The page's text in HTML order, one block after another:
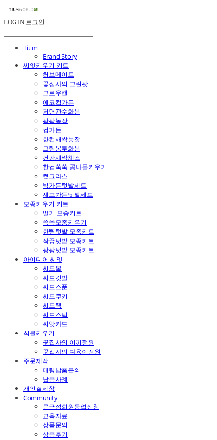
LOG IN 로그인
Tium
Brand Story
씨앗키우기 키트
허브메이트
꽃집사의 그린팟
그로우캔
에코컵가든
저면관수화분
팜팜농장
컵가든
한컵새싹농장
그림봉투화분
건강새싹채소
한컵쑥쑥 콩나물키우기
캣그라스
빅가든텃밭세트
셰프가든텃밭세트
모종키우기 키트
딸기 모종키트
쑥쑥모종키우기
한뼘텃밭 모종키트
짝꿍텃밭 모종키트
팡팡텃밭 모종키트
아이디어 씨앗
씨드볼
씨드깃발
씨드스푼
씨드쿠키
씨드택
씨드스틱
씨앗카드
식물키우기
꽃집사의 이끼정원
꽃집사의 다육이정원
주문제작
대량납품문의
납품사례
개인결제창
Community
문구점회원등업신청
교육자료
상품문의
상품후기